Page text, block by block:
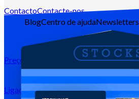
BlogCentro de ajudaNewsletters
Preços
Ligação →
ContactoContacte-nos